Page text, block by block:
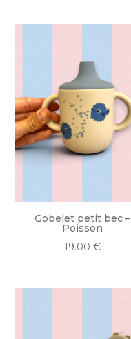
Gobelet petit bec –
Poisson
19.00 €